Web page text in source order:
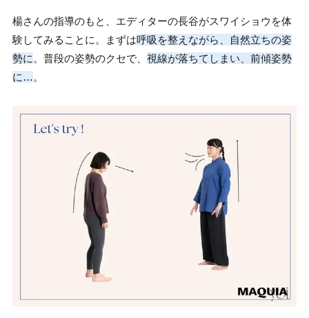
楊さんの指導のもと、エディターの長谷がスワイショウを体
験してみることに。まずは呼吸を整えながら、自然立ちの姿
勢に 。普段の姿勢のクセで、 視線が落ちてしまい、前傾姿勢
に… 。